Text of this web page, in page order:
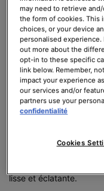
azélaïque pour
grain de peau.
Actif polyvalent et
ses nombreux
comme le blé, l'orge et
inflammatoires et
action séborégulatrice.
lisse et éclatante.
may need to retrieve
the form of cookies. This
choices, or your device
personalised experience.
out more about the
opt-in to these specific
link below. Remember,
impact your experience
our services and/or
partners use your
confidentialité
Cookies